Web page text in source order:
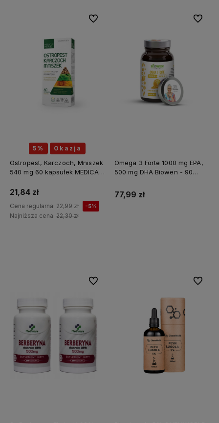
5% Okazja
Ostropest, Karczoch, Mniszek
540 mg 60 kapsułek MEDICA
21,84 zł
Cena regularna: 22,99 zł -5%
Najniższa cena: 22,30 zł
Do ulubionych
Omega 3 Forte 1000 mg EPA,
500 mg DHA Biowen - 90
77,99 zł
Do
Do ulubionych Do